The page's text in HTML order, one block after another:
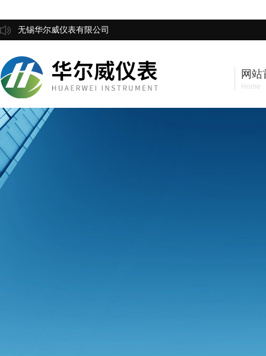
无锡华尔威仪表有限公司
网站
Home